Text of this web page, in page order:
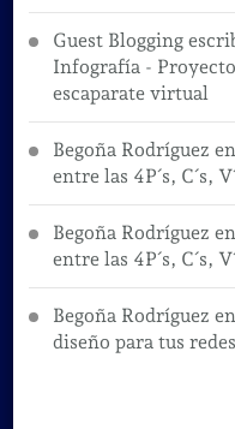
Guest Blogging
Infografía -
escaparate virtual
Begoña Rodríguez en
entre las 4P´s, C´s,
Begoña Rodríguez en
entre las 4P´s, C´s,
Begoña Rodríguez en
diseño para tus